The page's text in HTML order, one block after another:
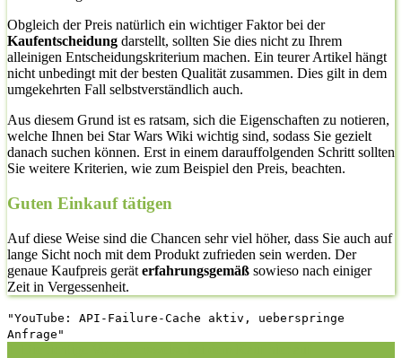
Obgleich der Preis natürlich ein wichtiger Faktor bei der
Kaufentscheidung darstellt, sollten Sie dies nicht zu Ihrem
alleinigen Entscheidungskriterium machen. Ein teurer Artikel hängt
nicht unbedingt mit der besten Qualität zusammen. Dies gilt in dem
umgekehrten Fall selbstverständlich auch.
Aus diesem Grund ist es ratsam, sich die Eigenschaften zu notieren,
welche Ihnen bei Star Wars Wiki wichtig sind, sodass Sie gezielt
danach suchen können. Erst in einem darauffolgenden Schritt sollten
Sie weitere Kriterien, wie zum Beispiel den Preis, beachten.
Guten Einkauf tätigen
Auf diese Weise sind die Chancen sehr viel höher, dass Sie auch auf
lange Sicht noch mit dem Produkt zufrieden sein werden. Der
genaue Kaufpreis gerät erfahrungsgemäß sowieso nach einiger
Zeit in Vergessenheit.
"YouTube: API-Failure-Cache aktiv, ueberspringe
Anfrage"